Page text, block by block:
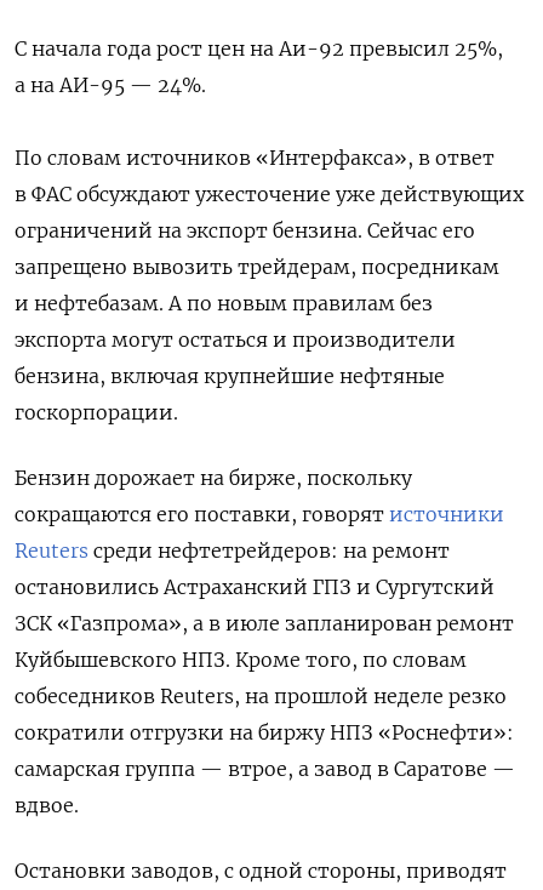
С начала года рост цен на Аи-92 превысил 25%,
а на АИ-95 — 24%.
По словам источников «Интерфакса», в ответ
в ФАС обсуждают ужесточение уже действующих
ограничений на экспорт бензина. Сейчас его
запрещено вывозить трейдерам, посредникам
и нефтебазам. А по новым правилам без
экспорта могут остаться и производители
бензина, включая крупнейшие нефтяные
госкорпорации.
Бензин дорожает на бирже, поскольку
сокращаются его поставки, говорят источники
Reuters среди нефтетрейдеров: на ремонт
остановились Астраханский ГПЗ и Сургутский
ЗСК «Газпрома», а в июле запланирован ремонт
Куйбышевского НПЗ. Кроме того, по словам
собеседников Reuters, на прошлой неделе резко
сократили отгрузки на биржу НПЗ «Роснефти»:
самарская группа — втрое, а завод в Саратове —
вдвое.
Остановки заводов, с одной стороны, приводят